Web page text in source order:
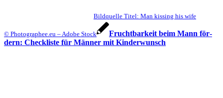
Bildquelle Titel: Man kissing his wife
© Photographee.eu – Adobe Stock
Frucht­bar­keit beim Mann för­
dern: Check­lis­te für Män­ner mit Kin­der­wunsch